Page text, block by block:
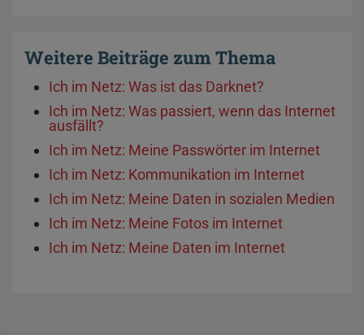
Weitere Beiträge zum Thema
Ich im Netz: Was ist das Darknet?
Ich im Netz: Was passiert, wenn das Internet
ausfällt?
Ich im Netz: Meine Passwörter im Internet
Ich im Netz: Kommunikation im Internet
Ich im Netz: Meine Daten in sozialen Medien
Ich im Netz: Meine Fotos im Internet
Ich im Netz: Meine Daten im Internet